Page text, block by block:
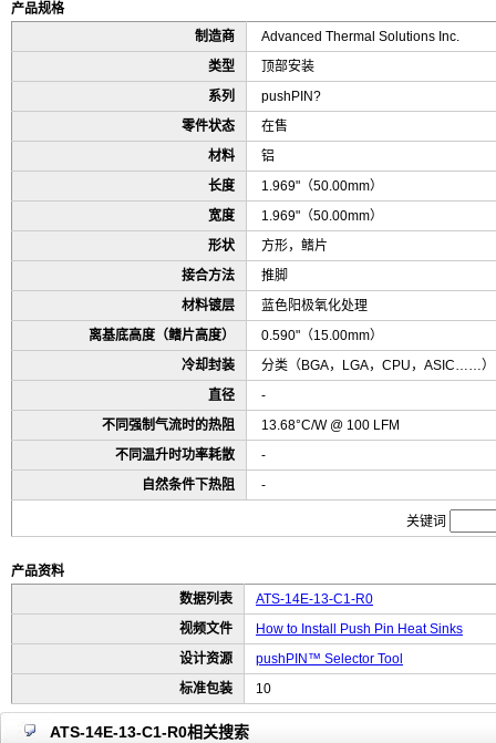
产品规格
制造商
Advanced Thermal Solutions Inc.
类型
顶部安装
系列
pushPIN?
零件状态
在售
材料
铝
长度
1.969"（50.00mm）
宽度
1.969"（50.00mm）
形状
方形，鳍片
接合方法
推脚
材料镀层
蓝色阳极氧化处理
离基底高度（鳍片高度）
0.590"（15.00mm）
冷却封装
分类（BGA，LGA，CPU，ASIC……）
直径
-
不同强制气流时的热阻
13.68°C/W @ 100 LFM
不同温升时功率耗散
-
自然条件下热阻
-
关键词
产品资料
数据列表
ATS-14E-13-C1-R0
视频文件
How to Install Push Pin Heat Sinks
设计资源
pushPIN™ Selector Tool
标准包装
10
ATS-14E-13-C1-R0相关搜索